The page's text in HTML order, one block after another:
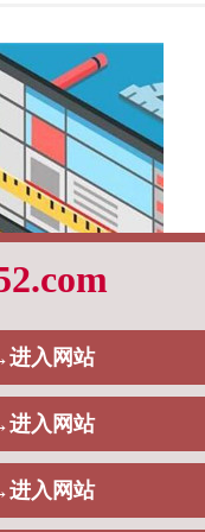
，而在实际运营的过中，
给出统一的标准答案，这